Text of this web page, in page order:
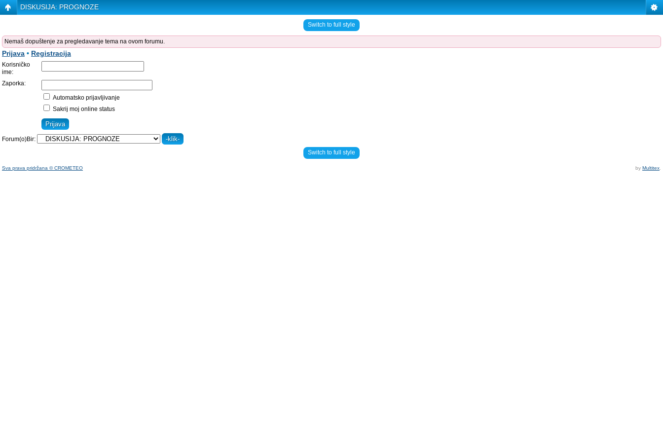
DISKUSIJA: PROGNOZE
Switch to full style
Nemaš dopuštenje za pregledavanje tema na ovom forumu.
Prijava • Registracija
Korisničko
ime:
Zaporka:
Automatsko prijavljivanje
Sakrij moj online status
Forum(o)Bir:
Switch to full style
Sva prava pridržana © CROMETEO by Multitex